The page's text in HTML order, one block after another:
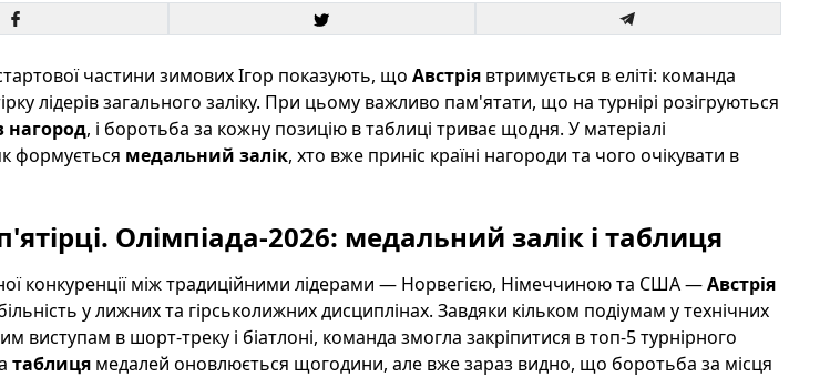
частини зимових Ігор показують, що Австріявтримується в еліті: команда
лідерів загального заліку. При цьому важливо пам'ятати, що на турнірі розігруються
нагород, і боротьба за кожну позицію в таблиці триває щодня. У матеріалі
формується медальний залік, хто вже приніс країні нагороди та чого очікувати в
Олімпіада-2026: медальний залік і таблиця
конкуренції між традиційними лідерами — Норвегією, Німеччиною та США —Австрія
у лижних та гірськолижних дисциплінах. Завдяки кільком подіумам у технічних
виступам в шорт-треку і біатлоні, команда змогла закріпитися в топ-5 турнірного
таблицямедалей оновлюється щогодини, але вже зараз видно, що боротьба за місця